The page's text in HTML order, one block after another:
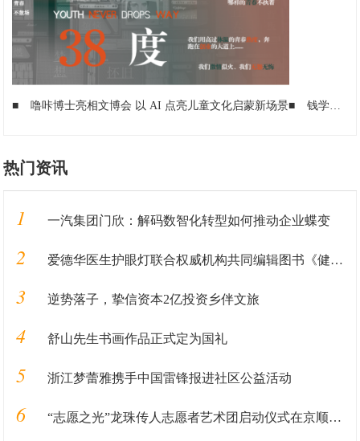
■ 噜咔博士亮相文博会 以 AI 点亮儿童文化启蒙新场景■ 钱学森的“神预测”与爱餐的“真实践”
热门资讯
1 一汽集团门欣：解码数智化转型如何推动企业蝶变
2 爱德华医生护眼灯联合权威机构共同编辑图书《健康用光100问》即将发售
3 逆势落子，挚信资本2亿投资乡伴文旅
4 舒山先生书画作品正式定为国礼
5 浙江梦蕾雅携手中国雷锋报进社区公益活动
6 “志愿之光”龙珠传人志愿者艺术团启动仪式在京顺利启动